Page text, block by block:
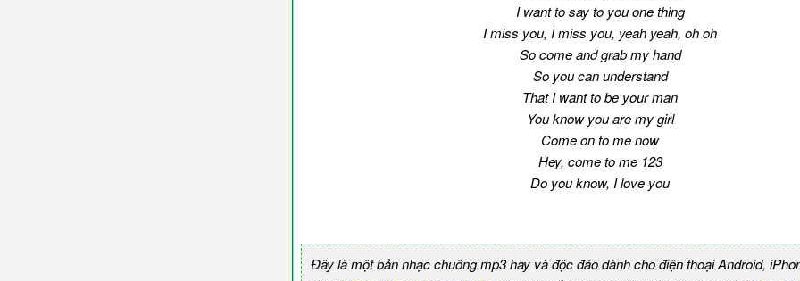
I want to say to you one thing
I miss you, I miss you, yeah yeah, oh oh
So come and grab my hand
So you can understand
That I want to be your man
You know you are my girl
Come on to me now
Hey, come to me 123
Do you know, I love you
Đây là một bản nhạc chuông mp3 hay và độc đáo dành cho điện thoại Android,